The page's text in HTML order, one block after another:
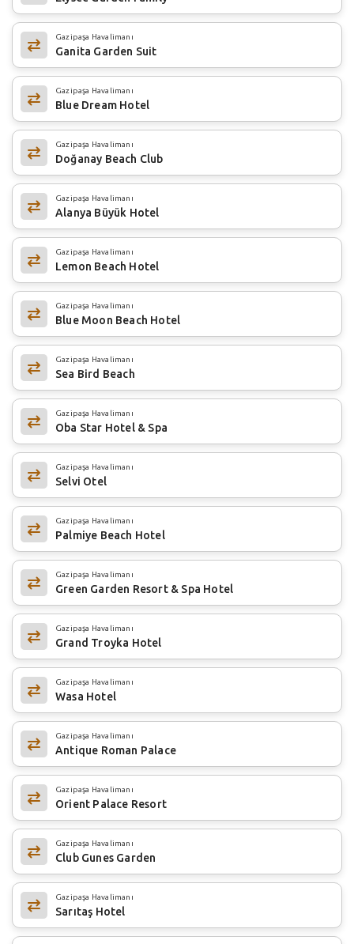
Gazipaşa Havalimanı
Ganita Garden Suit
Gazipaşa Havalimanı
Blue Dream Hotel
Gazipaşa Havalimanı
Doğanay Beach Club
Gazipaşa Havalimanı
Alanya Büyük Hotel
Gazipaşa Havalimanı
Lemon Beach Hotel
Gazipaşa Havalimanı
Blue Moon Beach Hotel
Gazipaşa Havalimanı
Sea Bird Beach
Gazipaşa Havalimanı
Oba Star Hotel & Spa
Gazipaşa Havalimanı
Selvi Otel
Gazipaşa Havalimanı
Palmiye Beach Hotel
Gazipaşa Havalimanı
Green Garden Resort & Spa Hotel
Gazipaşa Havalimanı
Grand Troyka Hotel
Gazipaşa Havalimanı
Wasa Hotel
Gazipaşa Havalimanı
Antique Roman Palace
Gazipaşa Havalimanı
Orient Palace Resort
Gazipaşa Havalimanı
Club Gunes Garden
Gazipaşa Havalimanı
Sarıtaş Hotel